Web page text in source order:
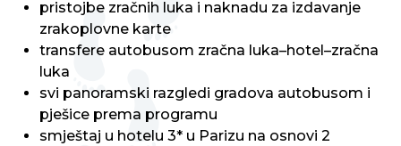
pristojbe zračnih luka i naknadu za izdavanje
zrakoplovne karte
transfere autobusom zračna luka–hotel–zračna
luka
svi panoramski razgledi gradova autobusom i
pješice prema programu
smještaj u hotelu 3* u Parizu na osnovi 2